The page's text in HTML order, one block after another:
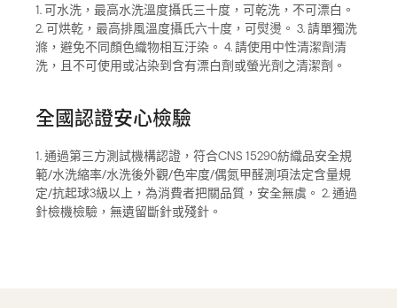
1. 可水洗，最高水洗溫度攝氏三十度，可乾洗，不可漂白。
2. 可烘乾，最高排風溫度攝氏六十度，可熨燙。 3. 請單獨洗
滌，避免不同顏色織物相互汙染。 4. 請使用中性清潔劑清
洗，且不可使用或沾染到含有漂白劑或螢光劑之清潔劑。
全國認證安心檢驗
1. 通過第三方測試機構認證，符合CNS 15290紡織品安全規
範/水洗縮率/水洗後外觀/色牢度/偶氮甲醛測項法定含量規
定/抗起球3級以上，為消費者把關品質，安全無虞。 2. 通過
針檢機檢驗，無遺留斷針或殘針。